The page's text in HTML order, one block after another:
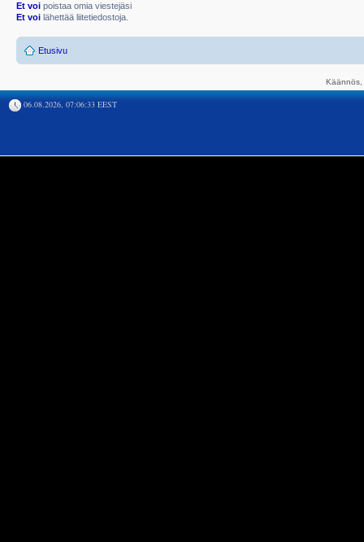
Et voi poistaa omia viestejäsi
Et voi lähettää liitetiedostoja.
Etusivu
06.08.2026, 07:06:33 EEST